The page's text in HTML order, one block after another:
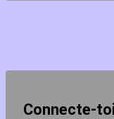
Connecte-